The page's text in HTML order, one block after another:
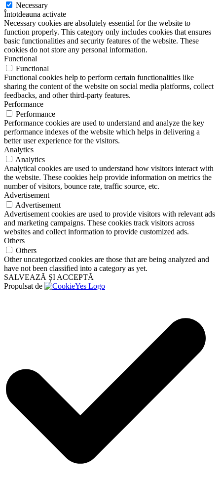
Necessary
Întotdeauna activate
Necessary cookies are absolutely essential for the website to
function properly. This category only includes cookies that ensures
basic functionalities and security features of the website. These
cookies do not store any personal information.
Functional
Functional
Functional cookies help to perform certain functionalities like
sharing the content of the website on social media platforms, collect
feedbacks, and other third-party features.
Performance
Performance
Performance cookies are used to understand and analyze the key
performance indexes of the website which helps in delivering a
better user experience for the visitors.
Analytics
Analytics
Analytical cookies are used to understand how visitors interact with
the website. These cookies help provide information on metrics the
number of visitors, bounce rate, traffic source, etc.
Advertisement
Advertisement
Advertisement cookies are used to provide visitors with relevant ads
and marketing campaigns. These cookies track visitors across
websites and collect information to provide customized ads.
Others
Others
Other uncategorized cookies are those that are being analyzed and
have not been classified into a category as yet.
SALVEAZĂ ȘI ACCEPTĂ
Propulsat de